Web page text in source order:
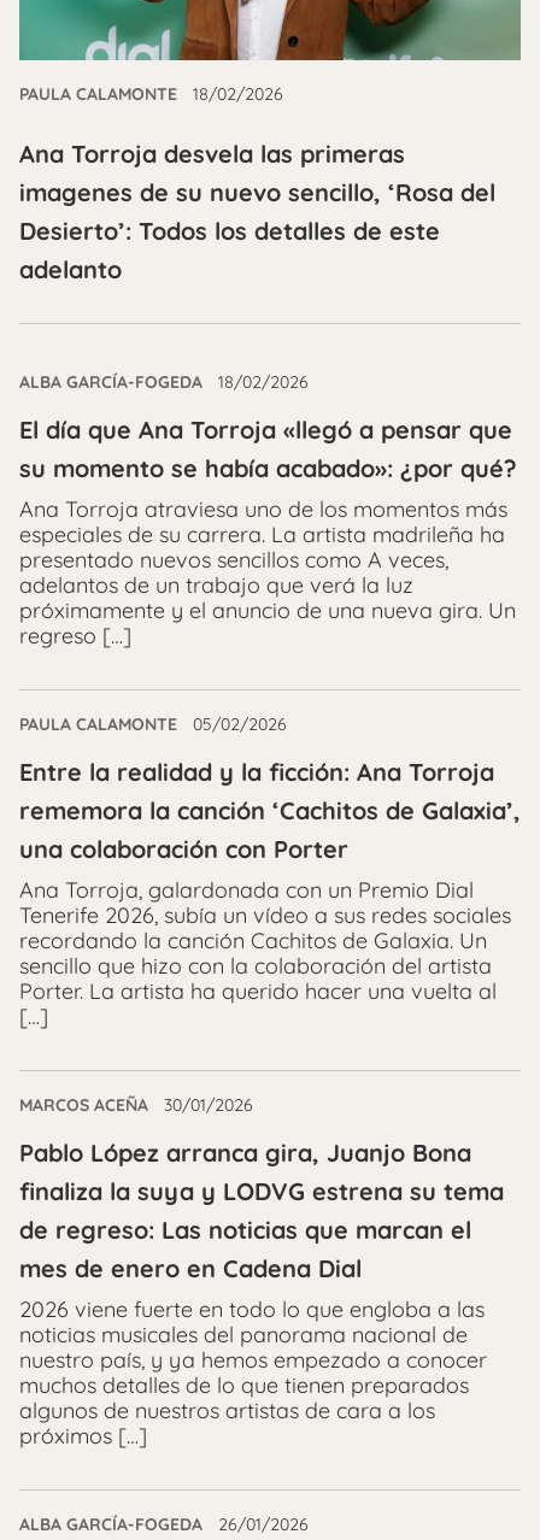
PAULA CALAMONTE 18/02/2026
Ana Torroja desvela las primeras
imagenes de su nuevo sencillo, ‘Rosa del
Desierto’: Todos los detalles de este
adelanto
ALBA GARCÍA-FOGEDA 18/02/2026
El día que Ana Torroja «llegó a pensar que
su momento se había acabado»: ¿por qué?
Ana Torroja atraviesa uno de los momentos más
especiales de su carrera. La artista madrileña ha
presentado nuevos sencillos como A veces,
adelantos de un trabajo que verá la luz
próximamente y el anuncio de una nueva gira. Un
regreso […]
PAULA CALAMONTE 05/02/2026
Entre la realidad y la ficción: Ana Torroja
rememora la canción ‘Cachitos de Galaxia’,
una colaboración con Porter
Ana Torroja, galardonada con un Premio Dial
Tenerife 2026, subía un vídeo a sus redes sociales
recordando la canción Cachitos de Galaxia. Un
sencillo que hizo con la colaboración del artista
Porter. La artista ha querido hacer una vuelta al
[…]
MARCOS ACEÑA 30/01/2026
Pablo López arranca gira, Juanjo Bona
finaliza la suya y LODVG estrena su tema
de regreso: Las noticias que marcan el
mes de enero en Cadena Dial
2026 viene fuerte en todo lo que engloba a las
noticias musicales del panorama nacional de
nuestro país, y ya hemos empezado a conocer
muchos detalles de lo que tienen preparados
algunos de nuestros artistas de cara a los
próximos […]
ALBA GARCÍA-FOGEDA 26/01/2026